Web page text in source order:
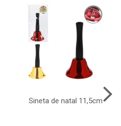
Sineta de natal 11,5cm